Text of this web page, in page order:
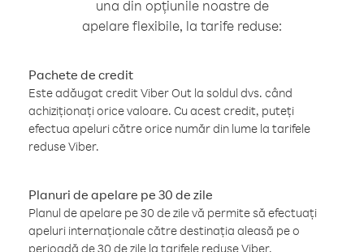
una din opțiunile noastre de
apelare flexibile, la tarife reduse:
Pachete de credit
Este adăugat credit Viber Out la soldul dvs. când
achiziționați orice valoare. Cu acest credit, puteți
efectua apeluri către orice număr din lume la tarifele
reduse Viber.
Planuri de apelare pe 30 de zile
Planul de apelare pe 30 de zile vă permite să efectuați
apeluri internaționale către destinația aleasă pe o
perioadă de 30 de zile la tarifele reduse Viber.